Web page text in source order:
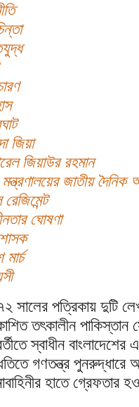
জিয়া
জিয়াউর রহমান
জাতীয় দৈনিক
রেজিমেন্ট
ঘোষণা
সালের পত্রিকায় দুটি
তৎকালীন পাকিস্তান
স্বাধীন
গণতন্ত্র পুনরুদ্ধারে
হাতে গ্রেফতার